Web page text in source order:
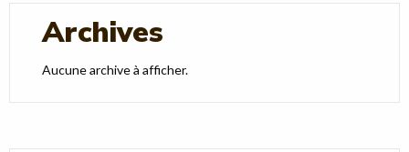
Archives
Aucune archive à afficher.